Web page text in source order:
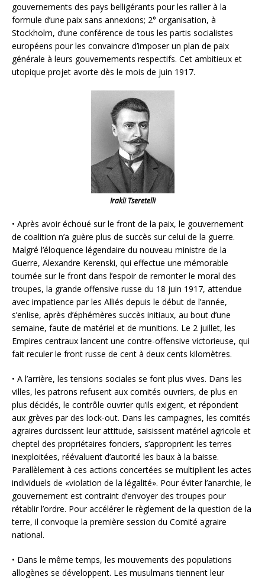
gouvernements des pays belligérants pour les rallier à la
formule d’une paix sans annexions; 2° organisation, à
Stockholm, d’une conférence de tous les partis socialistes
européens pour les convaincre d’imposer un plan de paix
générale à leurs gouvernements respectifs. Cet ambitieux et
utopique projet avorte dès le mois de juin 1917.
Irakli Tseretelli
• Après avoir échoué sur le front de la paix, le gouvernement
de coalition n’a guère plus de succès sur celui de la guerre.
Malgré l’éloquence légendaire du nouveau ministre de la
Guerre, Alexandre Kerenski, qui effectue une mémorable
tournée sur le front dans l’espoir de remonter le moral des
troupes, la grande offensive russe du 18 juin 1917, attendue
avec impatience par les Alliés depuis le début de l’année,
s’enlise, après d’éphémères succès initiaux, au bout d’une
semaine, faute de matériel et de munitions. Le 2 juillet, les
Empires centraux lancent une contre-offensive victorieuse, qui
fait reculer le front russe de cent à deux cents kilomètres.
• A l’arrière, les tensions sociales se font plus vives. Dans les
villes, les patrons refusent aux comités ouvriers, de plus en
plus décidés, le contrôle ouvrier qu’ils exigent, et répondent
aux grèves par des lock-out. Dans les campagnes, les comités
agraires durcissent leur attitude, saisissent matériel agricole et
cheptel des propriétaires fonciers, s’approprient les terres
inexploitées, réévaluent d’autorité les baux à la baisse.
Parallèlement à ces actions concertées se multiplient les actes
individuels de «violation de la légalité». Pour éviter l’anarchie, le
gouvernement est contraint d’envoyer des troupes pour
rétablir l’ordre. Pour accélérer le règlement de la question de la
terre, il convoque la première session du Comité agraire
national.
• Dans le même temps, les mouvements des populations
allogènes se développent. Les musulmans tiennent leur